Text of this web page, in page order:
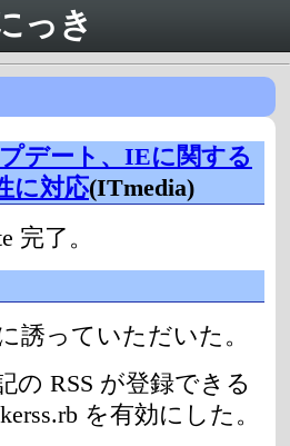
っき
デート、IEに関する
に対応(ITmedia)
完了。
誘っていただいた。
の RSS が登録できる
を有効にした。